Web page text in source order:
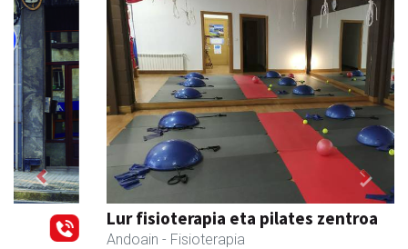
Lur fisioterapia eta pilates zentroa
Andoain - Fisioterapia
Previous Next